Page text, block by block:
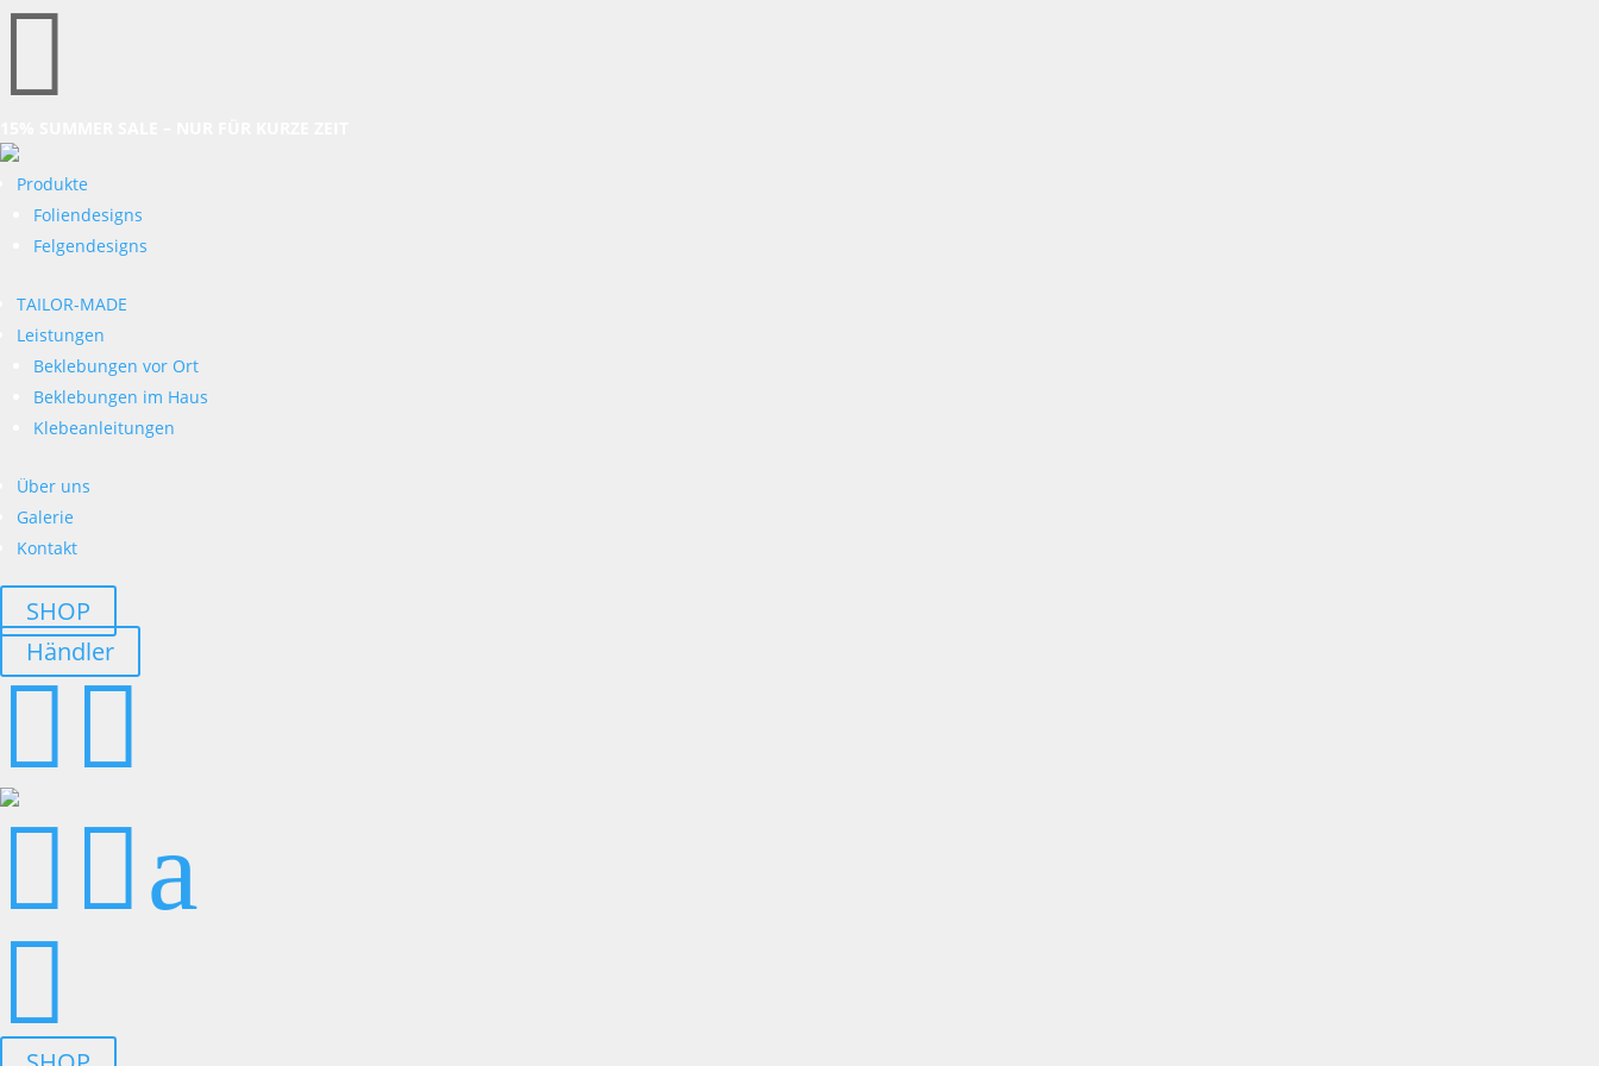

Produkte
Foliendesigns
Felgendesigns
TAILOR-MADE
Leistungen
Beklebungen vor Ort
Beklebungen im Haus
Klebeanleitungen
Über uns
Galerie
Kontakt
SHOP
Händler
 
 a
